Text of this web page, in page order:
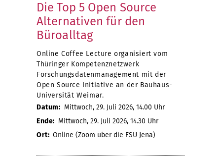
Die Top 5 Open Source
Alternativen für den
Büroalltag
Online Coffee Lecture organisiert vom
Thüringer Kompetenznetzwerk
Forschungsdatenmanagement mit der
Open Source Initiative an der Bauhaus-
Universität Weimar.
Datum: Mittwoch, 29. Juli 2026, 14.00 Uhr
Ende: Mittwoch, 29. Juli 2026, 14.30 Uhr
Ort: Online (Zoom über die FSU Jena)